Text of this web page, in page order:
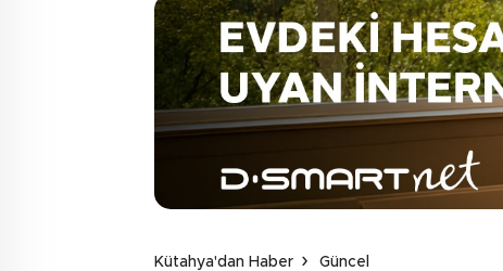
Kütahya'dan Haber Güncel